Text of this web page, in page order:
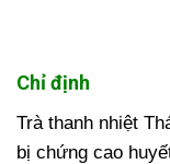
Chỉ định
Trà thanh nhiệt
bị chứng cao